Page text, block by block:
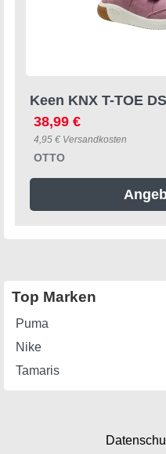
38,99 €
4,95 € Versandkosten
OTTO
Top Marken
Puma
Nike
Tamaris